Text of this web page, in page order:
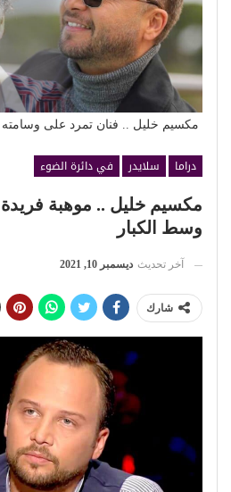
مكسيم خليل .. فنان تمرد على
دراما سلايدر
في دائرة الضوء
مكسيم خليل .. موهبة
وسط الكبار
آخر تحديث ديسمبر 10, 2021
شارك